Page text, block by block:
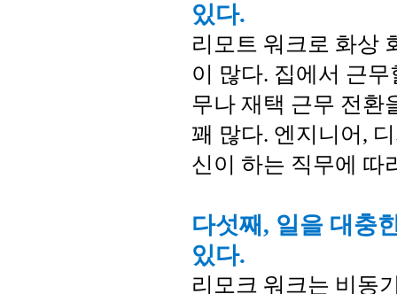
있다.
리모트 워크로 화상
이 많다. 집에서 근
무나 재택 근무 전환
꽤 많다. 엔지니어,
신이 하는 직무에 따
다섯째, 일을 대충
있다.
리모크 워크는 비동